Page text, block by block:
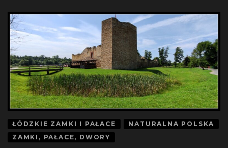
ŁÓDZKIE ZAMKI I PAŁACE
NATURALNA POLSKA
ZAMKI, PAŁACE, DWORY